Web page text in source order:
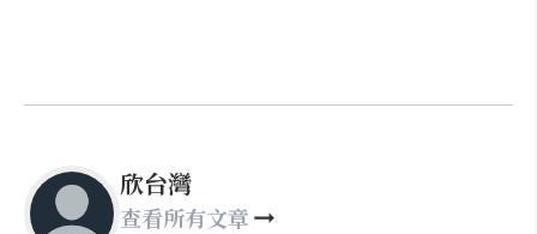
欣台灣
查看所有文章